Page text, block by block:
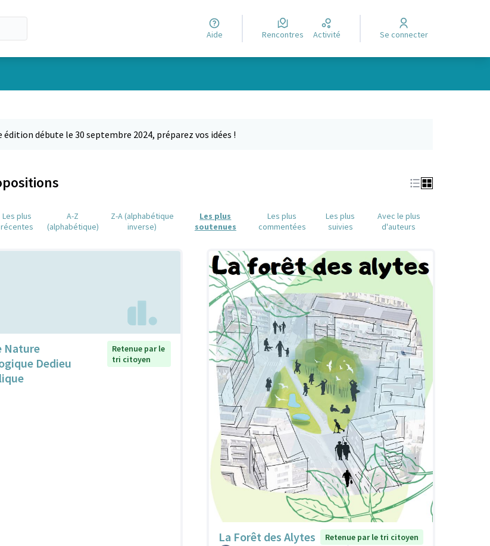
Aide Rencontres Activité Se connecter
utilisateur
édition débute le 30 septembre 2024, préparez vos idées !
Les plus
récentes
A-Z
(alphabétique)
Z-A (alphabétique
inverse)
Les plus
soutenues
Les plus
commentées
Les plus
suivies
Avec le plus
d'auteurs
Nature
Dedieu
Retenue par le
tri citoyen
La Forêt des Alytes
Retenue par le tri citoyen